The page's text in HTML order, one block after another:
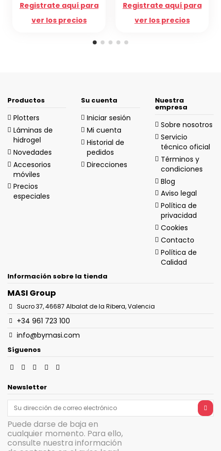
aquí para
Registrate aquí para
ver los precios
Registrate
ver los
Productos
Plotters
Láminas de
hidrogel
Novedades
Accesorios
móviles
Precios
especiales
Su cuenta
Iniciar sesión
Mi cuenta
Historial de
pedidos
Direcciones
Nuestra
empresa
Sobre nosotros
Servicio
técnico oficial
Términos y
condiciones
Blog
Aviso legal
Política de
privacidad
Cookies
Contacto
Política de
Calidad
Información sobre la tienda
MASI Group
Sucro 37, 46687 Albalat de la Ribera, Valencia
+34 961 723 100
info@bymasi.com
Síguenos
Newsletter
Puede darse de baja en
cualquier momento. Para ello,
consulte nuestra información